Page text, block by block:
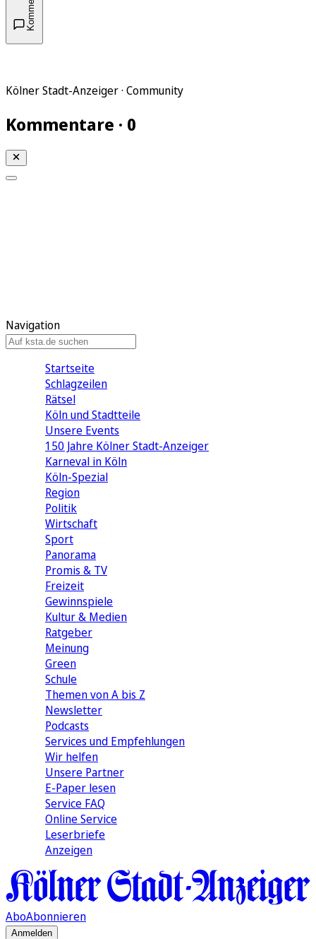
Kölner Stadt-Anzeiger · Community
Kommentare · 0
Navigation
Startseite
Schlagzeilen
Rätsel
Köln und Stadtteile
Unsere Events
150 Jahre Kölner Stadt-Anzeiger
Karneval in Köln
Köln-Spezial
Region
Politik
Wirtschaft
Sport
Panorama
Promis & TV
Freizeit
Gewinnspiele
Kultur & Medien
Ratgeber
Meinung
Green
Schule
Themen von A bis Z
Newsletter
Podcasts
Services und Empfehlungen
Wir helfen
Unsere Partner
E-Paper lesen
Service FAQ
Online Service
Leserbriefe
Anzeigen
AboAbonnieren
Anmelden